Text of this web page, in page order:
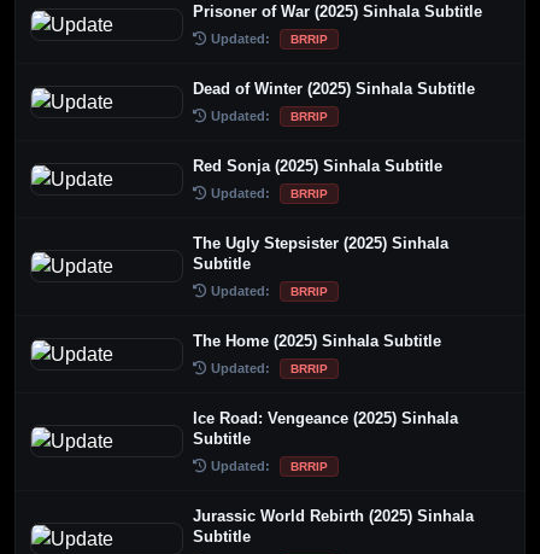
Prisoner of War (2025) Sinhala Subtitle
Updated: BRRIP
Dead of Winter (2025) Sinhala Subtitle
Updated: BRRIP
Red Sonja (2025) Sinhala Subtitle
Updated: BRRIP
The Ugly Stepsister (2025) Sinhala
Subtitle
Updated: BRRIP
The Home (2025) Sinhala Subtitle
Updated: BRRIP
Ice Road: Vengeance (2025) Sinhala
Subtitle
Updated: BRRIP
Jurassic World Rebirth (2025) Sinhala
Subtitle